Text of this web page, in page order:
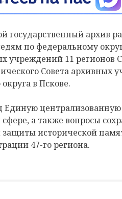
государственный архив
по федеральному
учреждений 11 регионов
Совета архивных
в Пскове.
Единую
а также вопросы
исторической
47-го региона.